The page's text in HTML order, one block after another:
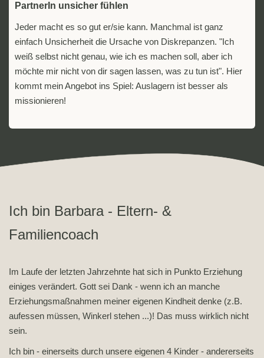
PartnerIn unsicher fühlen
Jeder macht es so gut er/sie kann. Manchmal ist ganz
einfach Unsicherheit die Ursache von Diskrepanzen. "Ich
weiß selbst nicht genau, wie ich es machen soll, aber ich
möchte mir nicht von dir sagen lassen, was zu tun ist". Hier
kommt mein Angebot ins Spiel: Auslagern ist besser als
missionieren!
Ich bin Barbara - Eltern- &
Familiencoach
Im Laufe der letzten Jahrzehnte hat sich in Punkto Erziehung
einiges verändert. Gott sei Dank - wenn ich an manche
Erziehungsmaßnahmen meiner eigenen Kindheit denke (z.B.
aufessen müssen, Winkerl stehen ...)! Das muss wirklich nicht
sein.
Ich bin - einerseits durch unsere eigenen 4 Kinder - andererseits